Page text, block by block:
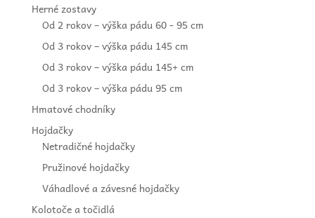
Herné zostavy
Od 2 rokov – výška pádu 60 - 95 cm
Od 3 rokov – výška pádu 145 cm
Od 3 rokov – výška pádu 145+ cm
Od 3 rokov – výška pádu 95 cm
Hmatové chodníky
Hojdačky
Netradičné hojdačky
Pružinové hojdačky
Váhadlové a závesné hojdačky
Kolotoče a točidlá